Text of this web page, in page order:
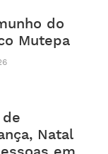
do
Mutepa
Natal